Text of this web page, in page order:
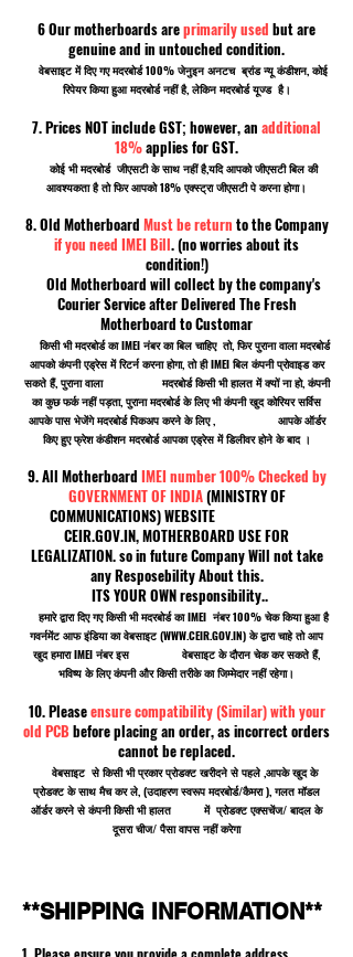
6 Our motherboards areprimarily used but are
genuine and in untouched condition.
वेबसाइट में दिए गए मदरबोर्ड 100% जेनुइन अनटच ब्रांड न्यू कंडीशन, कोई
रिपेयर किया हुआ मदरबोर्ड नहीं है, लेकिन मदरबोर्ड यूज्ड है।
7. Prices NOT include GST; however, an additional
18%applies for GST.
कोई भी मदरबोर्ड जीएसटी के साथ नहीं है,यदि आपको जीएसटी बिल की
आवश्यकता है तो फिर आपको 18% एक्स्ट्रा जीएसटी पे करना होगा।
8. Old Motherboard Must be return to the Company
if you need IMEI Bill. (no worries about its
condition!)
Old Motherboard will collect by the company's
Courier Service after Delivered The Fresh
Motherboard to Customar
किसी भी मदरबोर्ड का IMEI नंबर का बिल चाहिए तो, फिर पुराना वाला मदरबोर्ड
आपको कंपनी एड्रेस में रिटर्न करना होगा, तो ही IMEI बिल कंपनी प्रोवाइड कर
सकते हैं, पुराना वाला मदरबोर्ड किसी भी हालत में क्यों ना हो, कंपनी
का कुछ फर्क नहीं पड़ता, पुराना मदरबोर्ड के लिए भी कंपनी खुद कोरियर सर्विस
आपके पास भेजेंगे मदरबोर्ड पिकअप करने के लिए , आपके ऑर्डर
किए हुए फ्रेश कंडीशन मदरबोर्ड आपका एड्रेस में डिलीवर होने के बाद ।
9. All Motherboard IMEI number 100% Checked by
GOVERNMENT OF INDIA(MINISTRY OF
COMMUNICATIONS) WEBSITE
CEIR.GOV.IN, MOTHERBOARD USE FOR
LEGALIZATION. so in future Company Will not take
any Resposebility About this.
ITS YOUR OWN responsibility..
हमारे द्वारा दिए गए किसी भी मदरबोर्ड का IMEI नंबर 100% चेक किया हुआ है
गवर्नमेंट आफ इंडिया का वेबसाइट (WWW.CEIR.GOV.IN) के द्वारा चाहे तो आप
खुद हमारा IMEI नंबर इस वेबसाइट के दौरान चेक कर सकते हैं,
भविष्य के लिए कंपनी और किसी तरीके का जिम्मेदार नहीं रहेगा।
10. Pleaseensure compatibility (Similar) with your
old PCBbefore placing an order, as incorrect orders
cannot be replaced.
वेबसाइट से किसी भी प्रकार प्रोडक्ट खरीदने से पहले ,आपके खुद के
प्रोडक्ट के साथ मैच कर ले, (उदाहरण स्वरूप मदरबोर्ड/कैमरा ), गलत मॉडल
ऑर्डर करने से कंपनी किसी भी हालत में प्रोडक्ट एक्सचेंज/ बादल के
दूसरा चीज/ पैसा वापस नहीं करेगा
**SHIPPING INFORMATION**
1. Please ensure you provide a complete address,